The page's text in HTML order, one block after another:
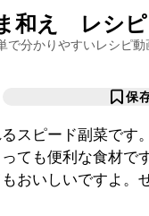
和え レシピ
で分かりやすいレシピ動
保
スピード副菜です
ても便利な食材で
おいしいですよ。